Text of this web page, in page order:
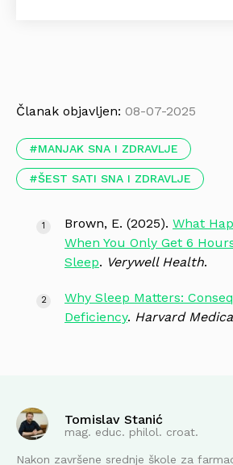
Članak objavljen: 08-07-2025
MANJAK SNA I ZDRAVLJE
ŠEST SATI SNA I ZDRAVLJE
Brown, E. (2025). What
When You Only Get 6
Sleep. Verywell Health.
Why Sleep Matters:
Deficiency. Harvard
Tomislav Stanić
mag. educ. philol. croat.
Nakon završene srednje škole za